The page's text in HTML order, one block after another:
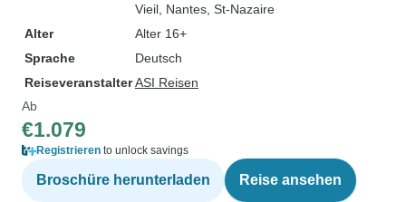
Vieil , Nantes , St-Nazaire
Alter
Alter 16+
Sprache
Deutsch
ReiseveranstalterASI Reisen
Ab
€1.079
Registrieren to unlock savings
Broschüre herunterladen Reise ansehen